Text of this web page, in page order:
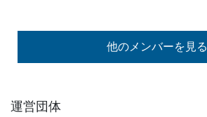
他のメンバーを見る
運営団体